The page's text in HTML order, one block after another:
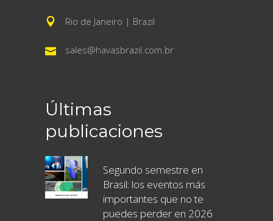
Rio de Janeiro | Brazil
sales@havasbrazil.com.br
Últimas
publicaciones
Segundo semestre en
Brasil: los eventos más
importantes que no te
puedes perder en 2026